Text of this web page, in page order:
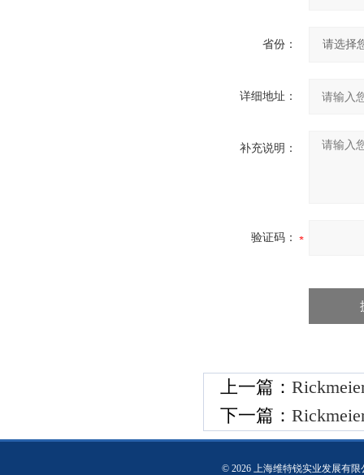
省份：
详细地址：
补充说明：
验证码：
上一篇：
下一篇：
© 2026 上海维特锐实业发展有